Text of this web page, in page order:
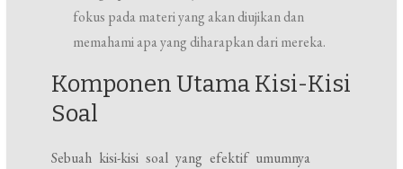
fokus pada materi yang akan diujikan dan
memahami apa yang diharapkan dari mereka.
Komponen Utama Kisi-Kisi
Soal
Sebuah kisi-kisi soal yang efektif umumnya